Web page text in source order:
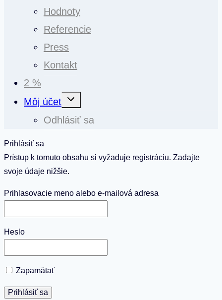
Hodnoty
Referencie
Press
Kontakt
2 %
Môj účet
Toggle
Odhlásiť sa
Prihlásiť sa
Prístup k tomuto obsahu si vyžaduje registráciu. Zadajte
svoje údaje nižšie.
Prihlasovacie meno alebo e-mailová adresa
Heslo
Zapamätať